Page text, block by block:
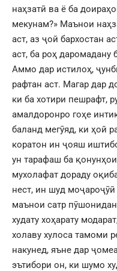
наҳзатӣ ва ё ба
мекунам?» Маънои
аст, аз ҷой бархостан
аст, ба роҳ даромадану
Аммо дар истилоҳ,
рафтан аст. Магар дар
ки ба хотири пешрафт,
амалдоронро гоҳе
баланд мегӯяд, ки ҳой
коратон ин ҷояш
ун тарафаш ба
мухолафат дораду
нест, ин шуд
маънои сатр
худату хоҳарату
холаву хулоса тамоми
накунед, яъне дар
эътибори он, ки шумо